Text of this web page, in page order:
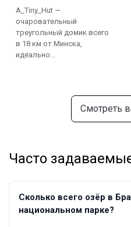
A_Tiny_Hut —
очаровательный
треугольный домик всего
в 18 км от Минска,
идеально...
Смотреть
Часто
Сколько всего озёр в
национальном парке?